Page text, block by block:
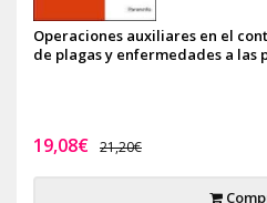
Operaciones auxiliares en el
de plagas y enfermedades a las
19,08€ 21,20€